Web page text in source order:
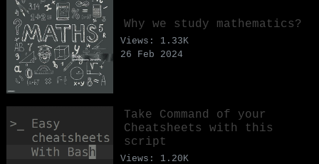
Why we study mathematics?
Views: 1.33K
26 Feb 2024
Take Command of your
Cheatsheets with this
script
Views: 1.20K